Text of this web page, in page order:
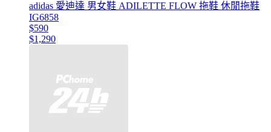
adidas 愛迪達 男女鞋 ADILETTE FLOW 拖鞋 休閒拖鞋
IG6858
$590
$1,290